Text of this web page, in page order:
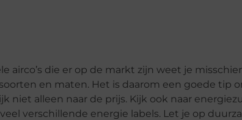
airco’s die er op de markt zijn weet je
en maten. Het is daarom een goede tip
niet alleen naar de prijs. Kijk ook naar
verschillende energie labels. Let je op